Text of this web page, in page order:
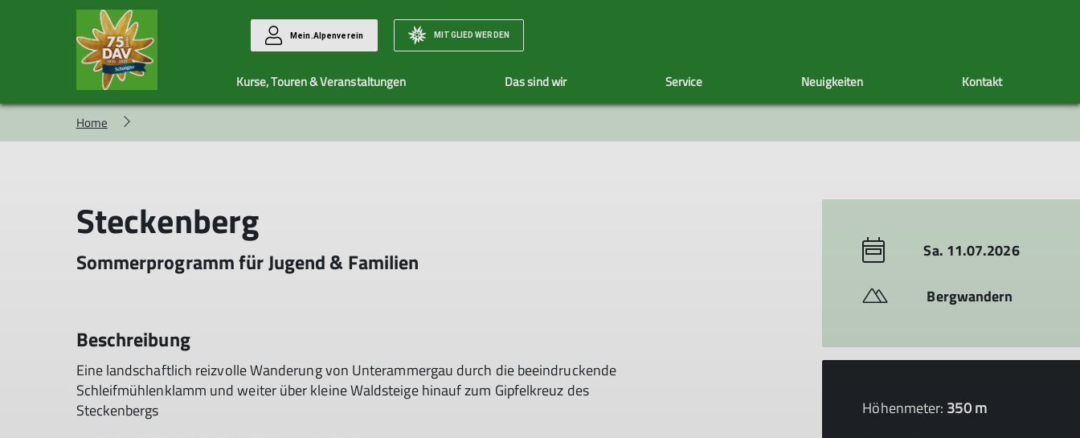
Mein.Alpenverein MITGLIED WERDEN
Kurse, Touren & Veranstaltungen
Kursübersicht Tourenübersicht Veranstaltungen
Das sind wir
Gruppen
Jugendgruppe
Montagsbergtouren
Seniorengruppe
Unsere Tourenleiter Unser Vorstand
Service
Mitgliedschaft Tourenachiv
Neuigkeiten Kontakt
Home
Steckenberg
Sommerprogramm für Jugend & Familien
Beschreibung
Eine landschaftlich reizvolle Wanderung von Unterammergau durch die beeindruckende
Schleifmühlenklamm und weiter über kleine Waldsteige hinauf zum Gipfelkreuz des
Steckenbergs
Sa. 11.07.2026
Bergwandern
Höhenmeter: 350 m